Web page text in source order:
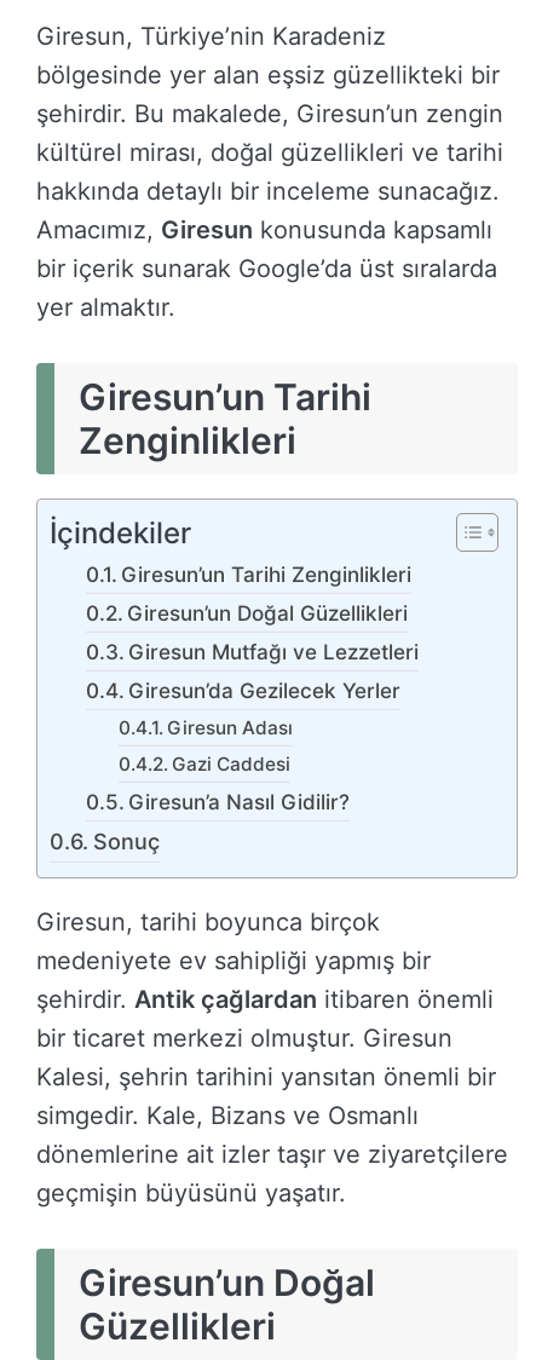
Giresun, Türkiye’nin Karadeniz
bölgesinde yer alan eşsiz güzellikteki bir
şehirdir. Bu makalede, Giresun’un zengin
kültürel mirası, doğal güzellikleri ve tarihi
hakkında detaylı bir inceleme sunacağız.
Amacımız, Giresun konusunda kapsamlı
bir içerik sunarak Google’da üst sıralarda
yer almaktır.
Giresun’un Tarihi
Zenginlikleri
İçindekiler
Giresun’un Tarihi Zenginlikleri
Giresun’un Doğal Güzellikleri
Giresun Mutfağı ve Lezzetleri
Giresun’da Gezilecek Yerler
Giresun Adası
Gazi Caddesi
Giresun’a Nasıl Gidilir?
Sonuç
Giresun, tarihi boyunca birçok
medeniyete ev sahipliği yapmış bir
şehirdir. Antik çağlardan itibaren önemli
bir ticaret merkezi olmuştur. Giresun
Kalesi, şehrin tarihini yansıtan önemli bir
simgedir. Kale, Bizans ve Osmanlı
dönemlerine ait izler taşır ve ziyaretçilere
geçmişin büyüsünü yaşatır.
Giresun’un Doğal
Güzellikleri